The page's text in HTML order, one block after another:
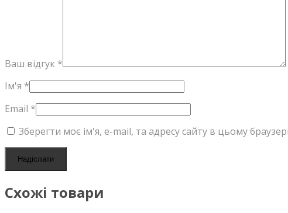
Ваш відгук *
Ім'я *
Email *
Зберегти моє ім'я, e-mail, та адресу сайту в цьому
Схожі товари